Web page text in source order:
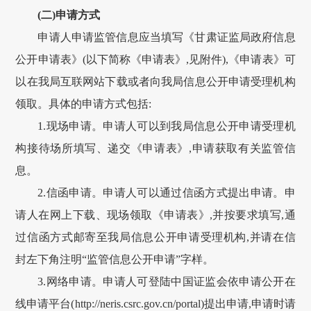
(二)申请方式
申请人申请监管信息应当填写《甘肃证监局政府信息
公开申请表》(以下简称《申请表》,见附件),《申请表》可
以在我局互联网站下载或者向我局信息公开申请受理机构
领取。具体的申请方式包括:
1.现场申请。申请人可以到我局信息公开申请受理机
构接待场所填写、递交《申请表》,申请获取有关监管信
息。
2.信函申请。申请人可以通过信函方式提出申请。申
请人在网上下载、现场领取《申请表》,并按要求填写,通
过信函方式邮寄至我局信息公开申请受理机构,并请在信
封左下角注明“监管信息公开申请”字样。
3.网络申请。申请人可登陆中国证监会依申请公开在
线申请平台(http://neris.csrc.gov.cn/portal)提出申请,申请时请